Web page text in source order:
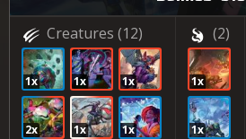
Creatures (12)
1x 1x 1x
2x 1x 1x
(2)
1x
1x